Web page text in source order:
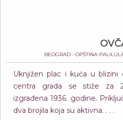
BEOGRAD • OPŠTINA
Uknjižen plac i kuća u
centra grada se stiže za
izgrađena 1936. godine.
dva brojila koja su aktivna. . . .